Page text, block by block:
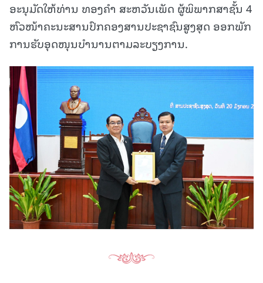
ອະນຸມັດໃຫ້ທ່ານ ທອງຄໍາ ສະຫວັນເພັດ ຜູ້ພິພາກສາຊັ້ນ 4
ຫົວໜ້າຄະນະສານປົກຄອງສານປະຊາຊົນສູງສຸດ ອອກພັກ
ການຮັບອຸດໜຸນບໍານານຕາມລະບຽງການ.